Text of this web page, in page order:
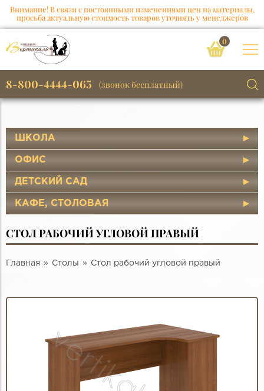
Внимание! В связи с постоянными изменениями цен на материалы,
просьба актуальную стоимость товаров уточнять у менеджеров
0
8-800-4444-065 (звонок бесплатный)
ШКОЛА
ОФИС
ДЕТСКИЙ САД
КАФЕ, СТОЛОВАЯ
СТОЛ РАБОЧИЙ УГЛОВОЙ ПРАВЫЙ
Главная Столы Стол рабочий угловой правый